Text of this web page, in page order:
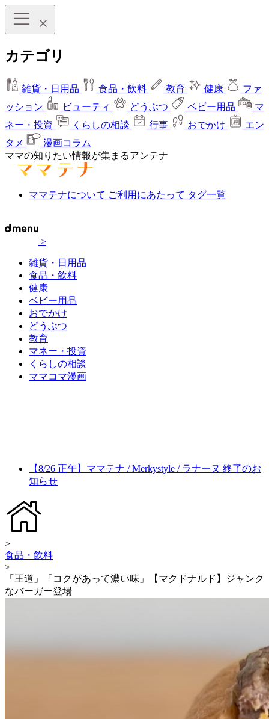
カテゴリ
雑貨・日用品 食品・飲料 教育 健康
ファ
ッション
ビューティ どうぶつ ベビー用品
マ
ネー・投資
くらしの相談 行事 おでかけ
エン
タメ
漫画コラム
ママの知りたい情報が集まるアンテナ
ママテナについて ご利用にあたって タグ一覧
>
雑貨・日用品
食品・飲料
健康
ベビー用品
おでかけ
どうぶつ
教育
マネー・投資
くらしの相談
ママコマ漫画
【8/26 正午】ママテナ / Merkystyle / ラナーヌ 終了のお
知らせ
>
食品・飲料
>
「王道」「コクがあって濃い味」【マクドナルド】ジャンク
なバーガー登場